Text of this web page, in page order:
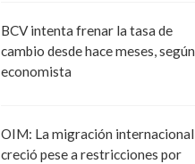
BCV intenta frenar la tasa de
cambio desde hace meses, según
economista
OIM: La migración internacional
creció pese a restricciones por